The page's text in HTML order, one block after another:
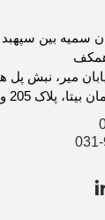
سمیه بین
میر، نبش پل
پلاک 205 واحد3